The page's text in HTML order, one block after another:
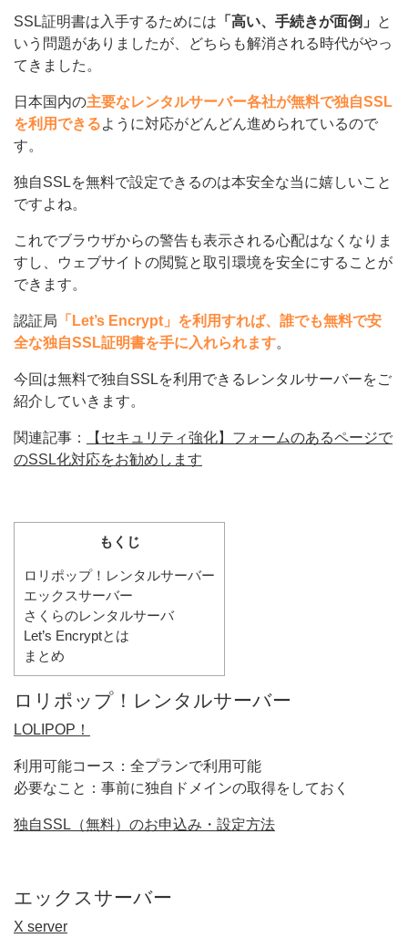
SSL証明書は入手するためには 「高い、手続きが面倒」
と
いう問題がありましたが、どちらも解消される時代がやっ
てきました。
日本国内の主要なレンタルサーバー各社が無料で独自SSL
を利用できるように対応がどんどん進められているので
す。
独自SSLを無料で設定できるのは本安全な当に嬉しいこと
ですよね。
これでブラウザからの警告も表示される心配はなくなりま
すし、ウェブサイトの閲覧と取引環境を安全にすることが
できます。
認証局 「Let’s Encrypt」を利用すれば、誰でも無料で安
全な独自SSL証明書を手に入れられます。
今回は無料で独自SSLを利用できるレンタルサーバーをご
紹介していきます。
関連記事：
【セキュリティ強化】フォームのあるページで
のSSL化対応をお勧めします
もくじ
ロリポップ！レンタルサーバー
エックスサーバー
さくらのレンタルサーバ
Let’s Encryptとは
まとめ
ロリポップ！レンタルサーバー
LOLIPOP！
利用可能コース：全プランで利用可能
必要なこと：事前に独自ドメインの取得をしておく
独自SSL（無料）のお申込み・設定方法
エックスサーバー
X server